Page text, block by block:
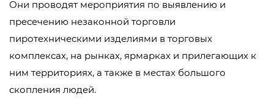
Они проводят мероприятия по выявлению и
пресечению незаконной торговли
пиротехническими изделиями в торговых
комплексах, на рынках, ярмарках и прилегающих к
ним территориях, а также в местах большого
скопления людей.